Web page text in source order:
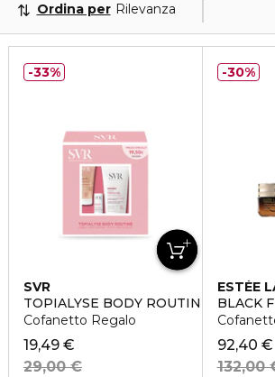
Ordina per Rilevanza
SVR
TOPIALYSE BODY ROUTINE
Cofanetto Regalo
19,49 €
29,00 €
33%
ESTÉE
BLACK
92,40 €
132,00
30%